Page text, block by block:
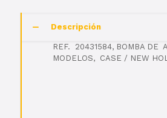
Descripción
REF. 20431584, BOMBA DE
MODELOS, CASE / NEW